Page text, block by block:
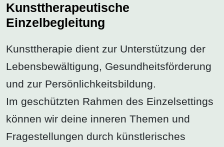
Kunsttherapeutische
Einzelbegleitung
Kunsttherapie dient zur Unterstützung der
Lebensbewältigung, Gesundheitsförderung
und zur Persönlichkeitsbildung.
Im geschützten Rahmen des Einzelsettings
können wir deine inneren Themen und
Fragestellungen durch künstlerisches